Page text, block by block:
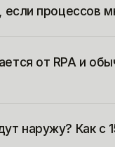
если процессов
от RPA и
наружу? Как с